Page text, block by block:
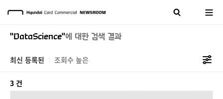
"DataScience"에 대한 검색 결과
최신 등록된 조회수 높은
3 건